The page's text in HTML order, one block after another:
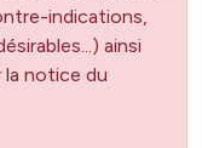
indications,
ainsi
la notice du